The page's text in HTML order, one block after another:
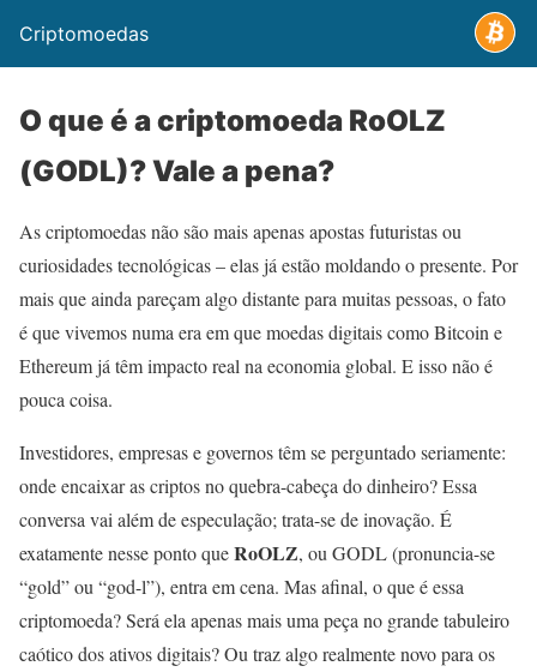
Criptomoedas
O que é a criptomoeda RoOLZ
(GODL)? Vale a pena?
As criptomoedas não são mais apenas apostas futuristas ou
curiosidades tecnológicas – elas já estão moldando o presente. Por
mais que ainda pareçam algo distante para muitas pessoas, o fato
é que vivemos numa era em que moedas digitais como Bitcoin e
Ethereum já têm impacto real na economia global. E isso não é
pouca coisa.
Investidores, empresas e governos têm se perguntado seriamente:
onde encaixar as criptos no quebra-cabeça do dinheiro? Essa
conversa vai além de especulação; trata-se de inovação. É
exatamente nesse ponto queRoOLZ, ou GODL (pronuncia-se
“gold” ou “god-l”), entra em cena. Mas afinal, o que é essa
criptomoeda? Será ela apenas mais uma peça no grande tabuleiro
caótico dos ativos digitais? Ou traz algo realmente novo para os